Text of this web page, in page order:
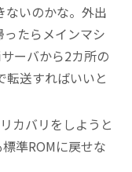
ないのかな。外出
たらメインマシ
ーバから2カ所の
転送すればいいと
カバリをしようと
準ROMに戻せな